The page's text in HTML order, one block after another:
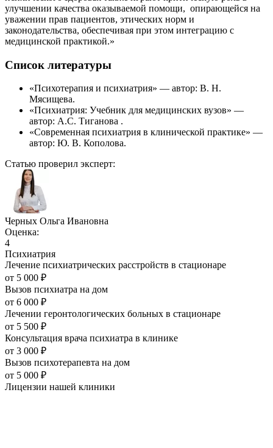
улучшении качества оказываемой помощи, опирающейся на
уважении прав пациентов, этических норм и
законодательства, обеспечивая при этом интеграцию с
медицинской практикой.»
Список литературы
«Психотерапия и психиатрия» — автор: В. Н.
Мясищева.
«Психиатрия: Учебник для медицинских вузов» —
автор: А.С. Тиганова .
«Современная психиатрия в клинической практике» —
автор: Ю. В. Кополова.
Статью проверил эксперт:
Черных Ольга Ивановна
Оценка:
4
Психиатрия
Лечение психиатрических расстройств в стационаре
от 5 000 ₽
Вызов психиатра на дом
от 6 000 ₽
Лечении геронтологических больных в стационаре
от 5 500 ₽
Консультация врача психиатра в клинике
от 3 000 ₽
Вызов психотерапевта на дом
от 5 000 ₽
Лицензии нашей клиники